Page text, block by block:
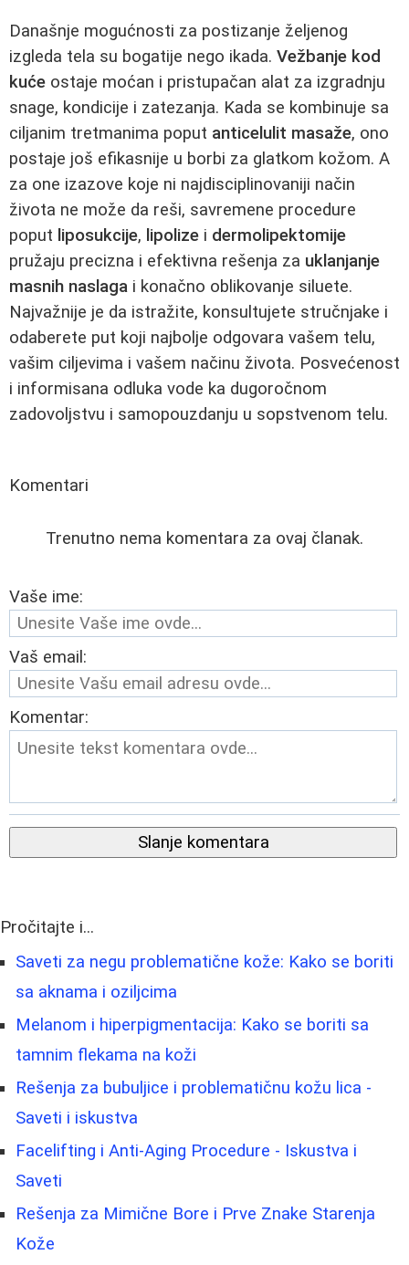
Današnje mogućnosti za postizanje željenog
izgleda tela su bogatije nego ikada. Vežbanje kod
kuće ostaje moćan i pristupačan alat za izgradnju
snage, kondicije i zatezanja. Kada se kombinuje sa
ciljanim tretmanima poput anticelulit masaže, ono
postaje još efikasnije u borbi za glatkom kožom. A
za one izazove koje ni najdisciplinovaniji način
života ne može da reši, savremene procedure
poput liposukcije, lipolize i dermolipektomije
pružaju precizna i efektivna rešenja za uklanjanje
masnih naslaga i konačno oblikovanje siluete.
Najvažnije je da istražite, konsultujete stručnjake i
odaberete put koji najbolje odgovara vašem telu,
vašim ciljevima i vašem načinu života. Posvećenost
i informisana odluka vode ka dugoročnom
zadovoljstvu i samopouzdanju u sopstvenom telu.
Komentari
Trenutno nema komentara za ovaj članak.
Vaše ime:
Vaš email:
Komentar:
Slanje komentara
Pročitajte i...
Saveti za negu problematične kože: Kako se boriti
sa aknama i oziljcima
Melanom i hiperpigmentacija: Kako se boriti sa
tamnim flekama na koži
Rešenja za bubuljice i problematičnu kožu lica -
Saveti i iskustva
Facelifting i Anti-Aging Procedure - Iskustva i
Saveti
Rešenja za Mimične Bore i Prve Znake Starenja
Kože